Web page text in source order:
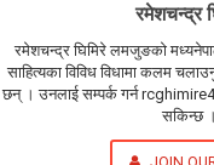
रमेशचन्द्र
रमेशचन्द्र घिमिरे लमजुङको
साहित्यका विविध विधामा कलम
छन् । उनलाई सम्पर्क गर्न
सकिन्छ ।